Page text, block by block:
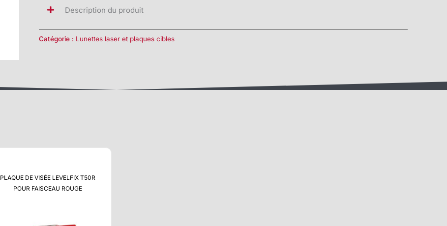
Description du produit
Catégorie : Lunettes laser et plaques cibles
PLAQUE DE VISÉE LEVELFIX T50R
POUR FAISCEAU ROUGE